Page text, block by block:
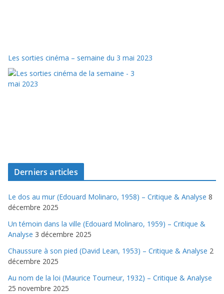
Les sorties cinéma – semaine du 3 mai 2023
Derniers articles
Le dos au mur (Edouard Molinaro, 1958) – Critique & Analyse 8
décembre 2025
Un témoin dans la ville (Edouard Molinaro, 1959) – Critique &
Analyse 3 décembre 2025
Chaussure à son pied (David Lean, 1953) – Critique & Analyse 2
décembre 2025
Au nom de la loi (Maurice Tourneur, 1932) – Critique & Analyse
25 novembre 2025